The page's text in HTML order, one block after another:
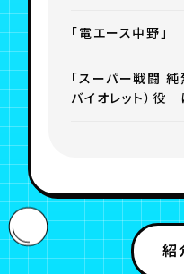
「電エース中野」
「スーパー戦闘 純
バイオレット）役
紹